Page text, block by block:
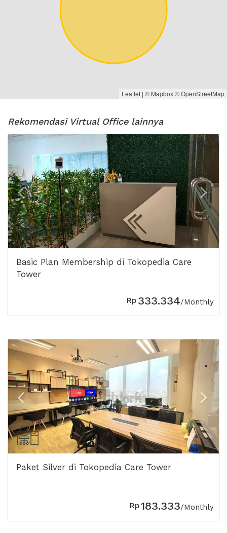
Leaflet | © Mapbox©OpenStreetMap
Rekomendasi Virtual Office lainnya
Previous Next
Basic Plan Membership di Tokopedia Care
Tower
Rp 333.334/Monthly
Previous Next
Paket Silver di Tokopedia Care Tower
Rp183.333/Monthly